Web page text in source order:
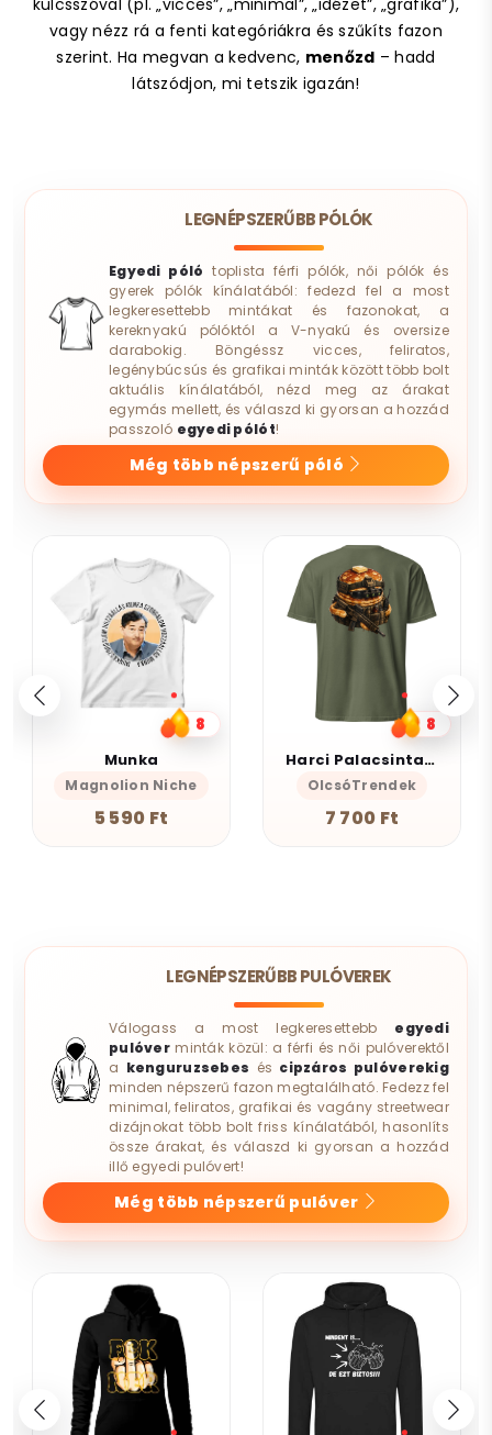
kulcsszóval (pl. „vicces”, „minimal”, „idézet”, „grafika”),
vagy nézz rá a fenti kategóriákra és szűkíts fazon
szerint. Ha megvan a kedvenc, menőzd – hadd
látszódjon, mi tetszik igazán!
LEGNÉPSZERŰBB PÓLÓK
Egyedi póló toplista férfi pólók, női pólók és
gyerek pólók kínálatából: fedezd fel a most
legkeresettebb mintákat és fazonokat, a
kereknyakú pólóktól a V-nyakú és oversize
darabokig. Böngéssz vicces, feliratos,
legénybúcsús és grafikai minták között több bolt
aktuális kínálatából, nézd meg az árakat
egymás mellett, és válaszd ki gyorsan a hozzád
passzoló egyedi pólót!
Még több népszerű póló
8
Munka
Magnolion Niche
5 590 Ft
8
Harci Palacsinta - Grafikus Unisex Póló
OlcsóTrendek
7 700 Ft
LEGNÉPSZERŰBB PULÓVEREK
Válogass a most legkeresettebb egyedi
pulóverminták közül: a férfi és női pulóverektől
a kenguruzsebes és cipzáros pulóverekig
minden népszerű fazon megtalálható. Fedezz fel
minimal, feliratos, grafikai és vagány streetwear
dizájnokat több bolt friss kínálatából, hasonlíts
össze árakat, és válaszd ki gyorsan a hozzád
illő egyedi pulóvert!
Még több népszerű pulóver